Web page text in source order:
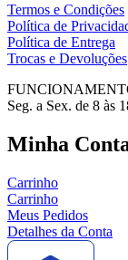
Termos e Condições
Política de
Política de Entrega
Trocas e Devoluções
Seg. a Sex. de 8 às
Minha
Carrinho
Carrinho
Meus Pedidos
Detalhes da Conta